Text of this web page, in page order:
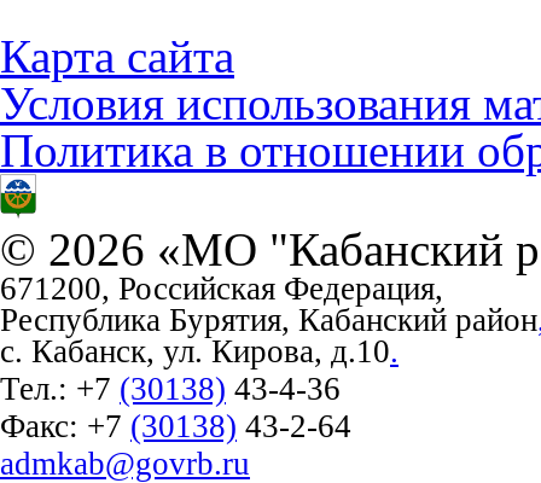
Карта сайта
Условия использования
Политика в отношении
© 2026 «МО "Кабанский
671200, Российская Федерация,
Республика Бурятия, Кабанский район
с. Кабанск, ул. Кирова, д.10.
Тел.: +7 (30138) 43-4-36
Факс: +7 (30138) 43-2-64
admkab@govrb.ru